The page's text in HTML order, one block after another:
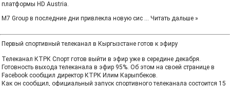
платформы HD Austria.
M7 Group в последние дни привлекла новую сис ... Читать дальше »
Первый спортивный телеканал в Кыргызстане готов к эфиру
Телеканал КТРК Спорт готов выйти в эфир уже в середине декабря.
Готовность выхода телеканала в эфир 95%. Об этом на своей странице в
Facebook сообщил директор КТРК Илим Карыпбеков.
Как он сообщил, официальный запуск спортивного телеканала состоится 15